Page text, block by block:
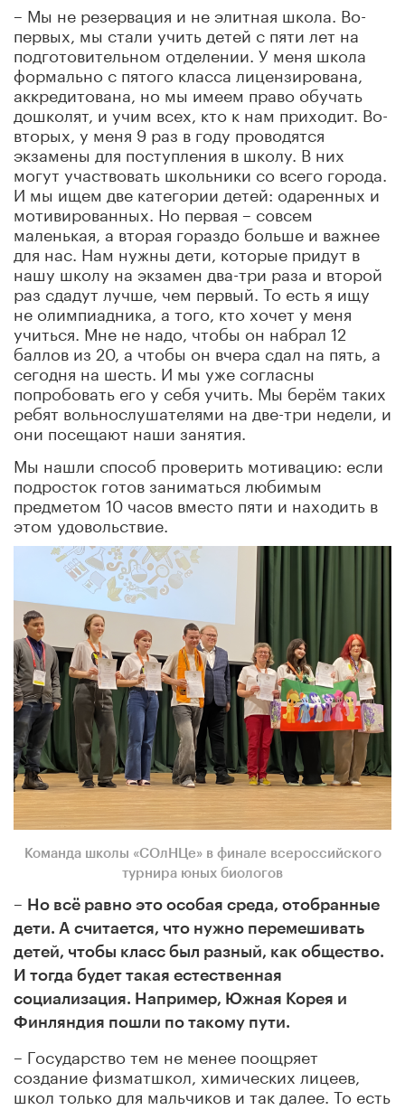
– Мы не резервация и не элитная школа. Во-
первых, мы стали учить детей с пяти лет на
подготовительном отделении. У меня школа
формально с пятого класса лицензирована,
аккредитована, но мы имеем право обучать
дошколят, и учим всех, кто к нам приходит. Во-
вторых, у меня 9 раз в году проводятся
экзамены для поступления в школу. В них
могут участвовать школьники со всего города.
И мы ищем две категории детей: одаренных и
мотивированных. Но первая – совсем
маленькая, а вторая гораздо больше и важнее
для нас. Нам нужны дети, которые придут в
нашу школу на экзамен два-три раза и второй
раз сдадут лучше, чем первый. То есть я ищу
не олимпиадника, а того, кто хочет у меня
учиться. Мне не надо, чтобы он набрал 12
баллов из 20, а чтобы он вчера сдал на пять, а
сегодня на шесть. И мы уже согласны
попробовать его у себя учить. Мы берём таких
ребят вольнослушателями на две-три недели, и
они посещают наши занятия.
Мы нашли способ проверить мотивацию: если
подросток готов заниматься любимым
предметом 10 часов вместо пяти и находить в
этом удовольствие.
Команда школы «СОлНЦе» в финале всероссийского
турнира юных биологов
– Но всё равно это особая среда, отобранные
дети. А считается, что нужно перемешивать
детей, чтобы класс был разный, как общество.
И тогда будет такая естественная
социализация. Например, Южная Корея и
Финляндия пошли по такому пути.
– Государство тем не менее поощряет
создание физматшкол, химических лицеев,
школ только для мальчиков и так далее. То есть